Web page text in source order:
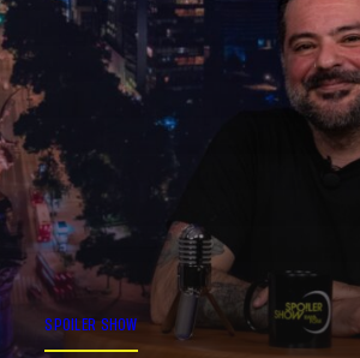
SPOILER SHOW